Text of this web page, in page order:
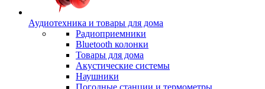
Аудиотехника и товары для дома
Радиоприемники
Bluetooth колонки
Товары для дома
Акустические системы
Наушники